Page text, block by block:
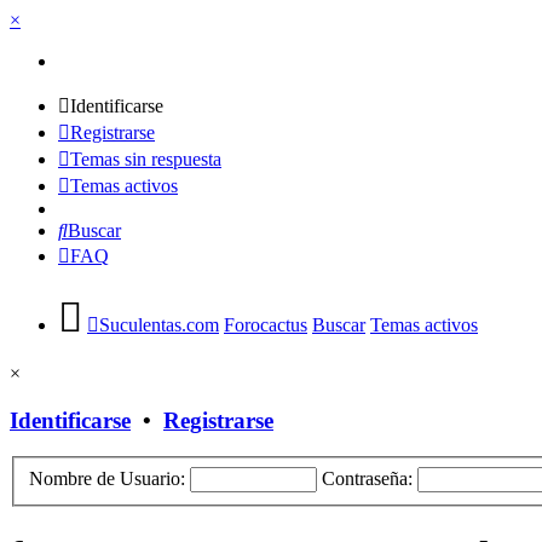
×
Identificarse
Registrarse
Temas sin respuesta
Temas activos
Buscar
FAQ
Suculentas.com Forocactus Buscar Temas activos
×
Identificarse • Registrarse
Nombre de Usuario: Contraseña: